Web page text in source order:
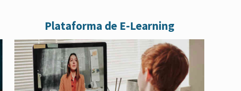
Plataforma de E-Learning